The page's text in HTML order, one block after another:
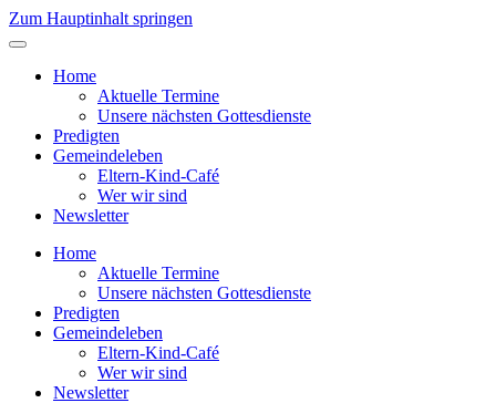
Zum Hauptinhalt springen
Home
Aktuelle Termine
Unsere nächsten Gottesdienste
Predigten
Gemeindeleben
Eltern-Kind-Café
Wer wir sind
Newsletter
Home
Aktuelle Termine
Unsere nächsten Gottesdienste
Predigten
Gemeindeleben
Eltern-Kind-Café
Wer wir sind
Newsletter